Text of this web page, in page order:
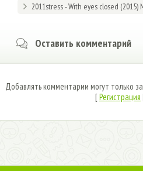
2011stress - With eyes closed (2015)
Оставить комментарий
Добавлять комментарии могут только
[Регистрация |